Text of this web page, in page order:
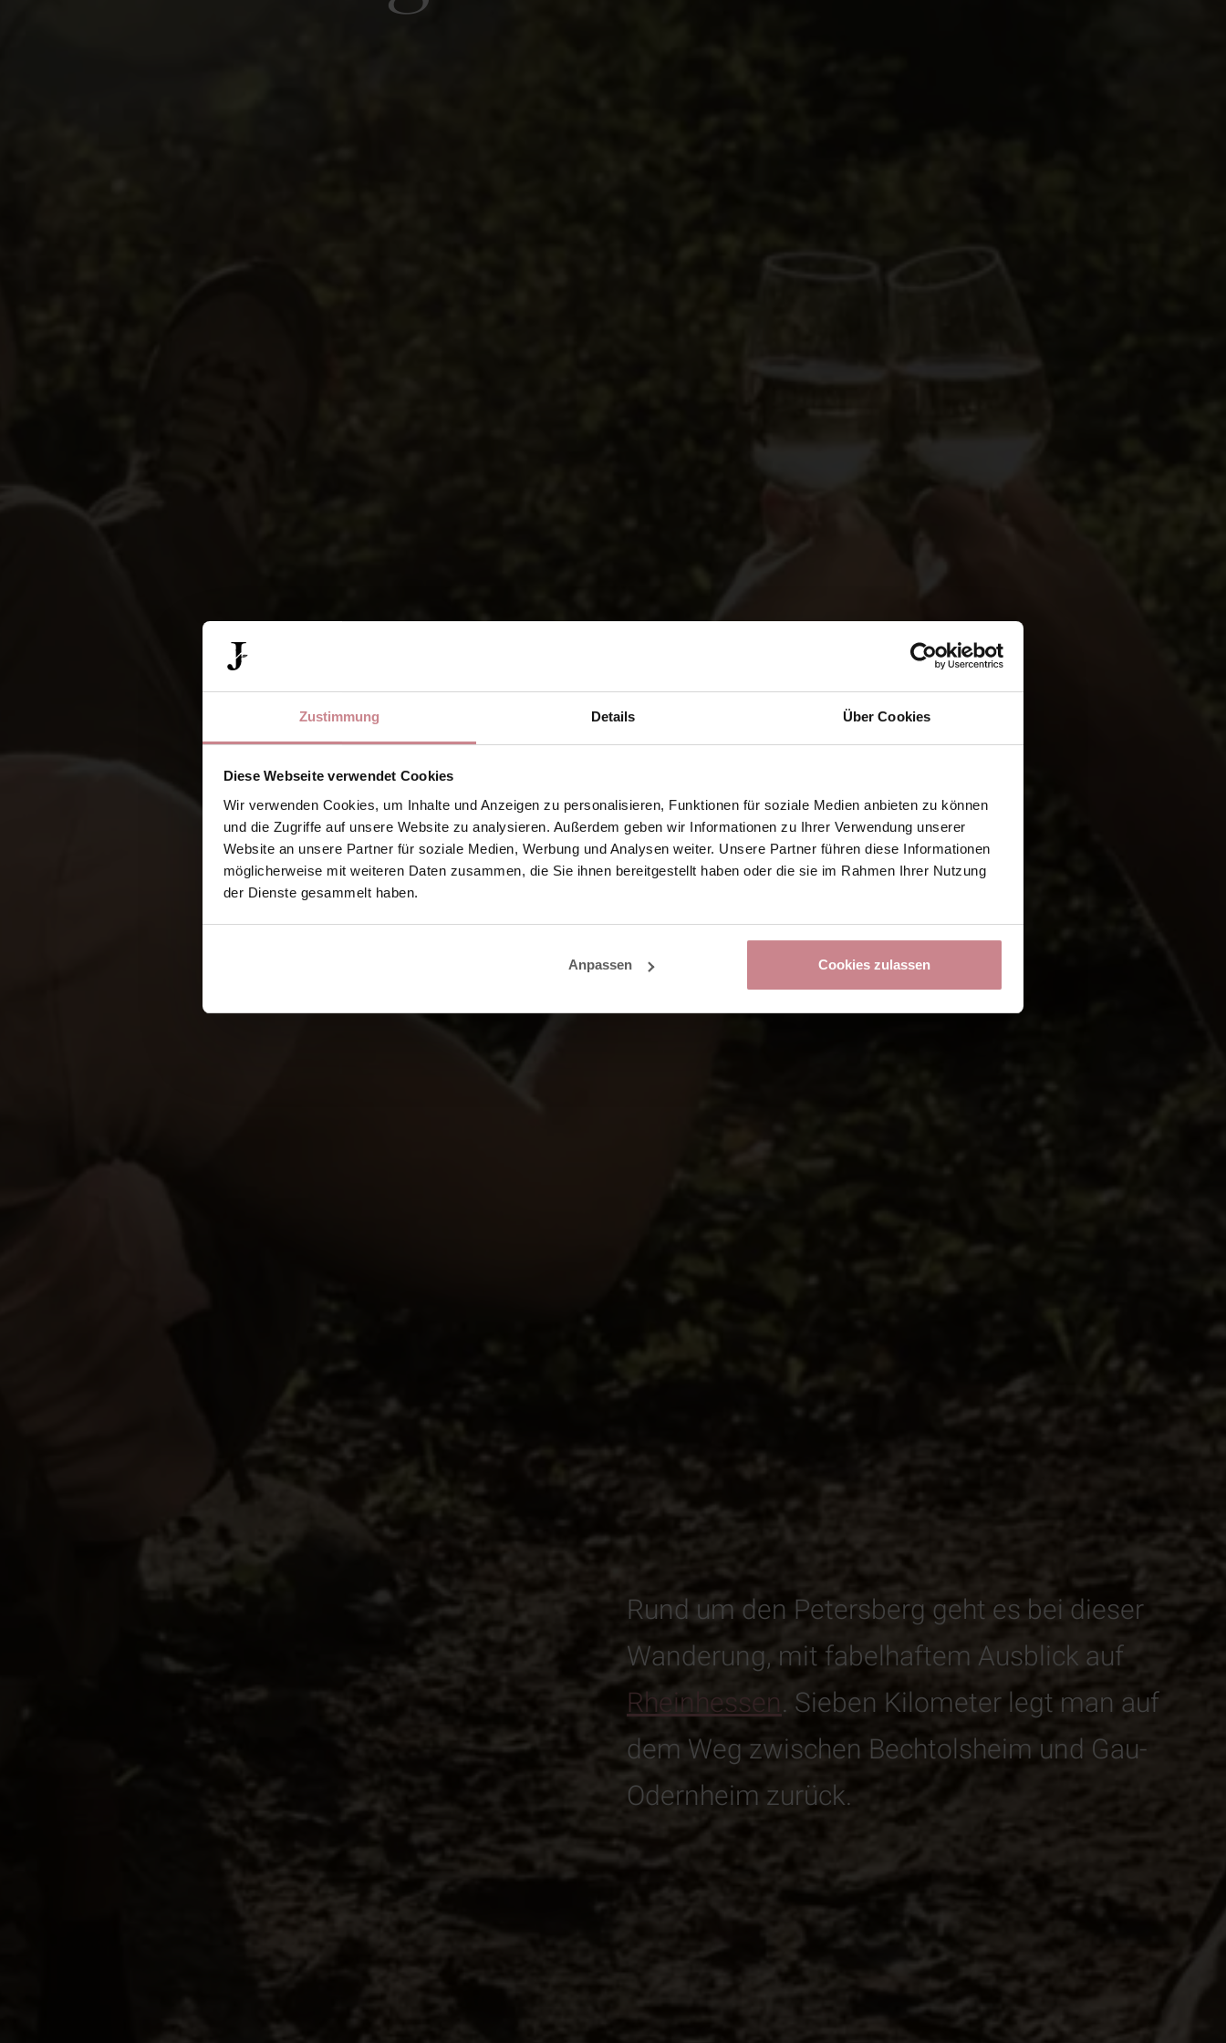
Zustimmung Details Über Cookies
Diese Webseite verwendet Cookies
Wir verwenden Cookies, um Inhalte und Anzeigen zu personalisieren, Funktionen für soziale Medien anbieten zu können
und die Zugriffe auf unsere Website zu analysieren. Außerdem geben wir Informationen zu Ihrer Verwendung unserer
Website an unsere Partner für soziale Medien, Werbung und Analysen weiter. Unsere Partner führen diese Informationen
möglicherweise mit weiteren Daten zusammen, die Sie ihnen bereitgestellt haben oder die sie im Rahmen Ihrer Nutzung
der Dienste gesammelt haben.
Anpassen Cookies zulassen
Rund um den Petersberg geht es bei dieser
Wanderung, mit fabelhaftem Ausblick auf
Rheinhessen. Sieben Kilometer legt man auf
dem Weg zwischen Bechtolsheim und Gau-
Odernheim zurück.